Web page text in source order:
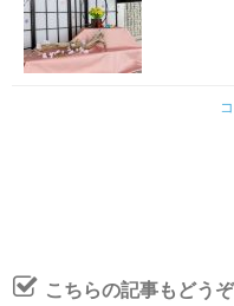
こちらの記事もどうぞ